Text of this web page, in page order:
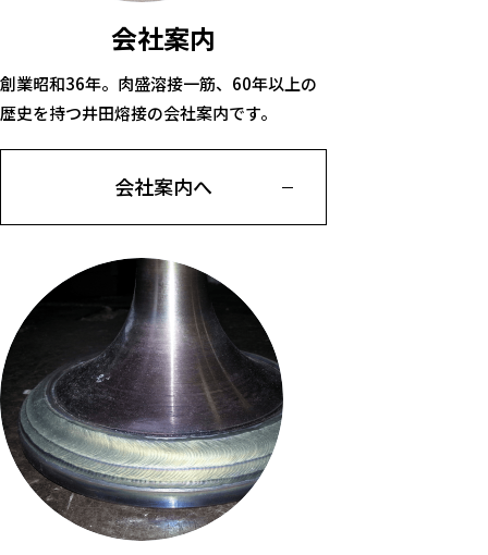
会社案内
創業昭和36年。肉盛溶接一筋、60年以上の
歴史を持つ井田熔接の会社案内です。
会社案内へ